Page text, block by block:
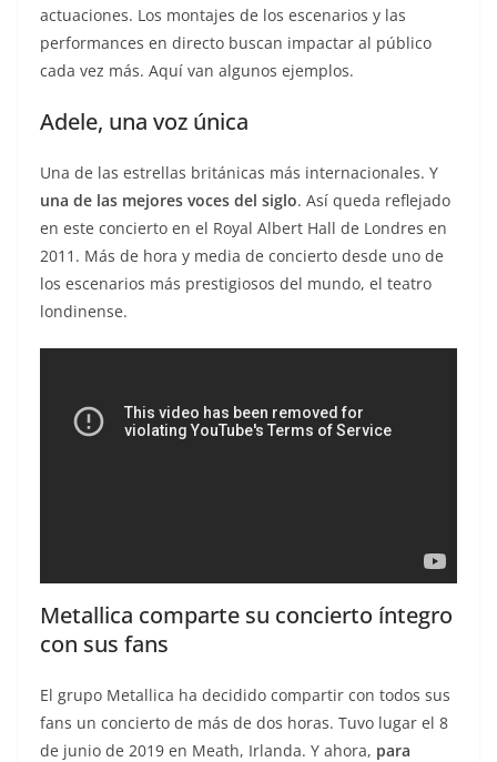
actuaciones. Los montajes de los escenarios y las
performances en directo buscan impactar al público
cada vez más. Aquí van algunos ejemplos.
Adele, una voz única
Una de las estrellas británicas más internacionales. Y
una de las mejores voces del siglo. Así queda reflejado
en este concierto en el Royal Albert Hall de Londres en
2011. Más de hora y media de concierto desde uno de
los escenarios más prestigiosos del mundo, el teatro
londinense.
Metallica comparte su concierto íntegro
con sus fans
El grupo Metallica ha decidido compartir con todos sus
fans un concierto de más de dos horas. Tuvo lugar el 8
de junio de 2019 en Meath, Irlanda. Y ahora, para